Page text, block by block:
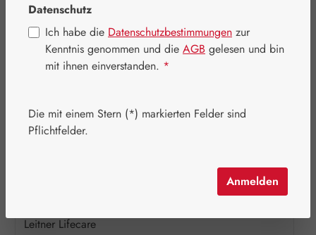
Gelenke
Naturstoffe
Neutralglobuli
Pflanzliche Produkte
Leitner Lifecare
Datenschutz
Ich habe die Datenschutzbestimmungen zur
Kenntnis genommen und die AGB gelesen und bin
mit ihnen einverstanden. *
Die mit einem Stern (*) markierten Felder sind
Pflichtfelder.
Anmelden